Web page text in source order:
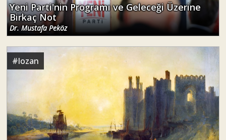
Yeni Parti'nin Programı ve Geleceği Üzerine
Birkaç Not
Dr. Mustafa Peköz
#lozan